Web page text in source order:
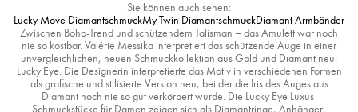
Sie können auch sehen:
Lucky Move DiamantschmuckMy Twin DiamantschmuckDiamant Armbänder
Zwischen Boho-Trend und schützendem Talisman – das Amulett war noch
nie so kostbar. Valérie Messika interpretiert das schützende Auge in einer
unvergleichlichen, neuen Schmuckkollektion aus Gold und Diamant neu:
Lucky Eye. Die Designerin interpretierte das Motiv in verschiedenen Formen
als grafische und stilisierte Version neu, bei der die Iris des Auges aus
Diamant noch nie so gut verkörpert wurde. Die Lucky Eye Luxus-
Schmuckstücke für Damen zeigen sich als Diamantringe, Anhänger,